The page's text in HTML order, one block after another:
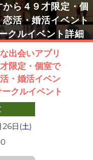
ら４９才限定・個
活・婚活イベント
クルイベント詳細
出会いアプリ
限定・個室で
・婚活イベン
クルイベント
26日(土)